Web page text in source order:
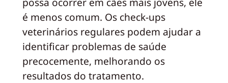
é menos comum. Os check-ups
veterinários regulares podem ajudar a
identificar problemas de saúde
precocemente, melhorando os
resultados do tratamento.